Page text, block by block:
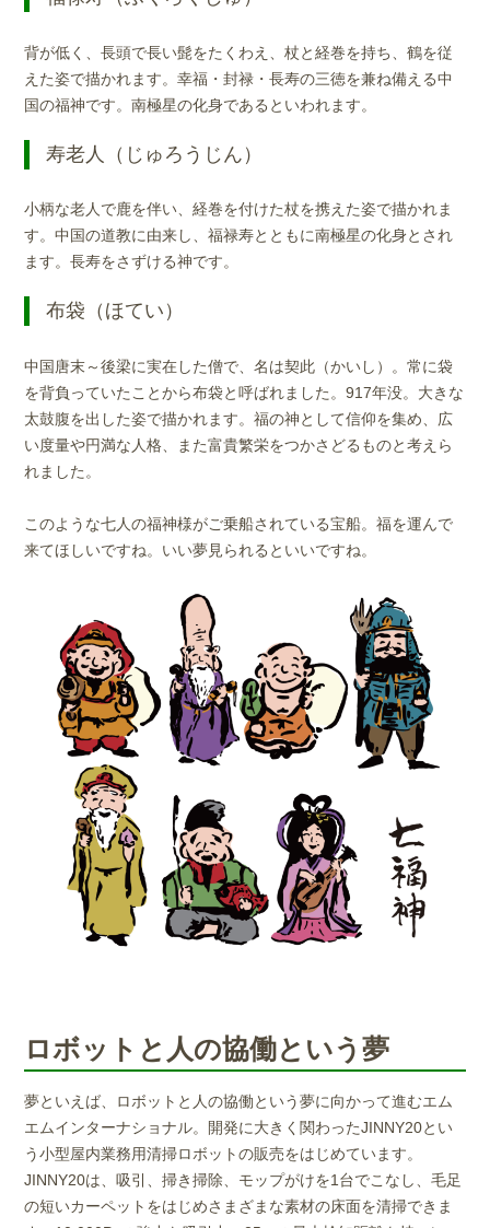
背が低く、長頭で長い髭をたくわえ、杖と経巻を持ち、鶴を従
えた姿で描かれます。幸福・封禄・長寿の三徳を兼ね備える中
国の福神です。南極星の化身であるといわれます。
寿老人（じゅろうじん）
小柄な老人で鹿を伴い、経巻を付けた杖を携えた姿で描かれま
す。中国の道教に由来し、福禄寿とともに南極星の化身とされ
ます。長寿をさずける神です。
布袋（ほてい）
中国唐末～後梁に実在した僧で、名は契此（かいし）。常に袋
を背負っていたことから布袋と呼ばれました。917年没。大きな
太鼓腹を出した姿で描かれます。福の神として信仰を集め、広
い度量や円満な人格、また富貴繁栄をつかさどるものと考えら
れました。
このような七人の福神様がご乗船されている宝船。福を運んで
来てほしいですね。いい夢見られるといいですね。
ロボットと人の協働という夢
夢といえば、ロボットと人の協働という夢に向かって進むエム
エムインターナショナル。開発に大きく関わったJINNY20とい
う小型屋内業務用清掃ロボットの販売をはじめています。
JINNY20は、吸引、掃き掃除、モップがけを1台でこなし、毛足
の短いカーペットをはじめさまざまな素材の床面を清掃できま